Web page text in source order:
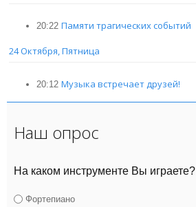
20:22 Памяти трагических событий
24 Октября, Пятница
20:12 Музыка встречает друзей!
Наш опрос
На каком инструменте Вы играете?
Фортепиано